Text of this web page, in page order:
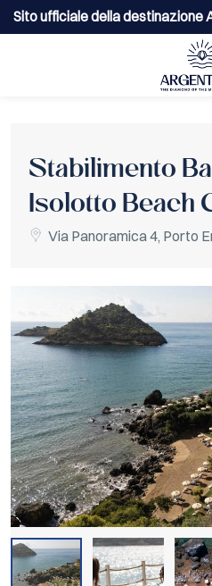
Sito ufficiale della destinazione
Stabilimento
Isolotto Beach
Indirizzo:
Via Panoramica 4, Porto